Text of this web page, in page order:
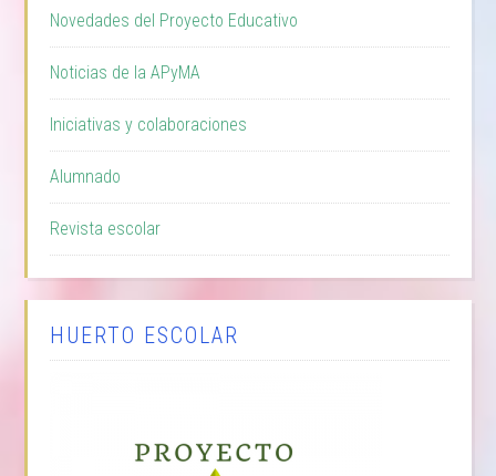
Novedades del Proyecto Educativo
Noticias de la APyMA
Iniciativas y colaboraciones
Alumnado
Revista escolar
HUERTO ESCOLAR